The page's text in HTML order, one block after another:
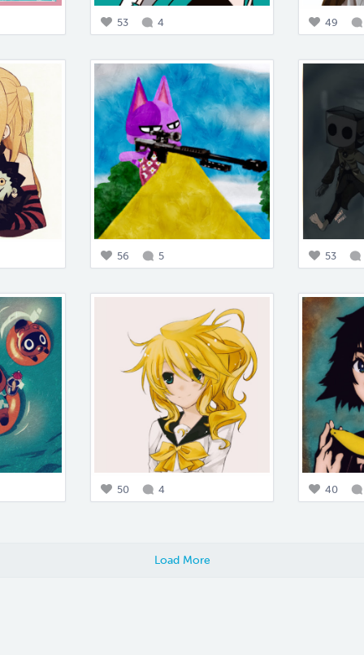
53 4 49
56 5 53
50 4 40
Load More